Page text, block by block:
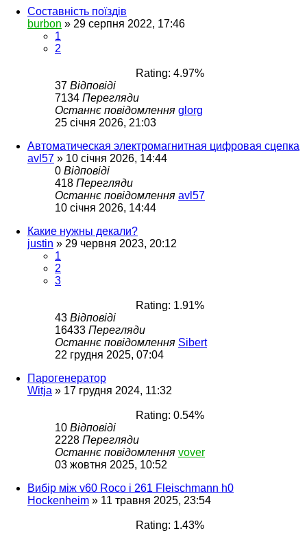
Составність поїздів
burbon » 29 серпня 2022, 17:46
1
2
Rating: 4.97%
37 Відповіді
7134 Перегляди
Останнє повідомлення glorg
25 січня 2026, 21:03
Автоматическая электромагнитная цифровая сцепка
avl57 » 10 січня 2026, 14:44
0 Відповіді
418 Перегляди
Останнє повідомлення avl57
10 січня 2026, 14:44
Какие нужны декали?
justin » 29 червня 2023, 20:12
1
2
3
Rating: 1.91%
43 Відповіді
16433 Перегляди
Останнє повідомлення Sibert
22 грудня 2025, 07:04
Парогенератор
Witja » 17 грудня 2024, 11:32
Rating: 0.54%
10 Відповіді
2228 Перегляди
Останнє повідомлення vover
03 жовтня 2025, 10:52
Вибір між v60 Roco і 261 Fleischmann h0
Hockenheim » 11 травня 2025, 23:54
Rating: 1.43%